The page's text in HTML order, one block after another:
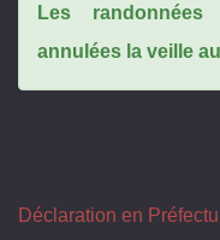
Les
annulées la veille
Déclaration en